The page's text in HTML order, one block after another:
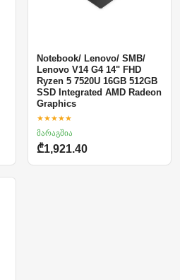
Notebook/ Lenovo/ SMB/
Lenovo V14 G4 14" FHD
Ryzen 5 7520U 16GB 512GB
SSD Integrated AMD Radeon
Graphics
★★★★★
მარაგშია
₾1,921.40